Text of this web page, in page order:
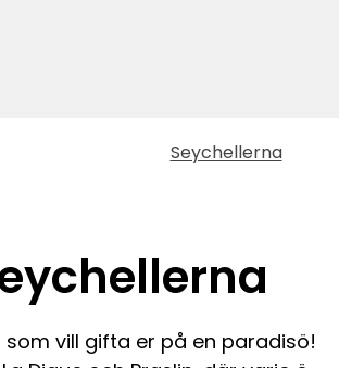
Seychellerna
vill gifta er på en paradisö!